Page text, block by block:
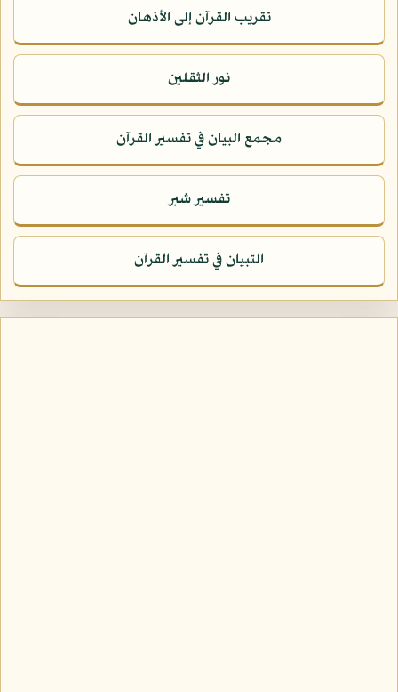
تقريب القرآن إلى الأذهان
نور الثقلين
مجمع البيان في تفسير القرآن
تفسير شبر
التبيان في تفسير القرآن